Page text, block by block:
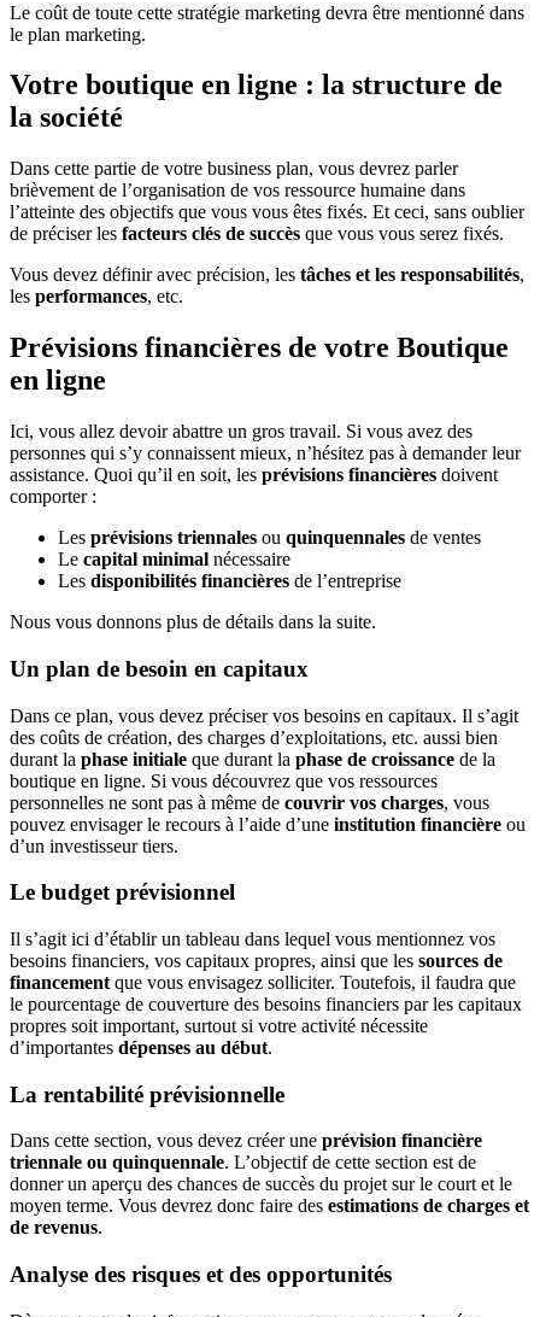
Le coût de toute cette stratégie marketing devra être mentionné dans
le plan marketing.
Votre boutique en ligne : la structure de
la société
Dans cette partie de votre business plan, vous devrez parler
brièvement de l’organisation de vos ressource humaine dans
l’atteinte des objectifs que vous vous êtes fixés. Et ceci, sans oublier
de préciser les facteurs clés de succès que vous vous serez fixés.
Vous devez définir avec précision, les tâches et les responsabilités,
les performances, etc.
Prévisions financières de votre Boutique
en ligne
Ici, vous allez devoir abattre un gros travail. Si vous avez des
personnes qui s’y connaissent mieux, n’hésitez pas à demander leur
assistance. Quoi qu’il en soit, les prévisions financières doivent
comporter :
Les prévisions triennales ou quinquennales de ventes
Le capital minimal nécessaire
Les disponibilités financières de l’entreprise
Nous vous donnons plus de détails dans la suite.
Un plan de besoin en capitaux
Dans ce plan, vous devez préciser vos besoins en capitaux. Il s’agit
des coûts de création, des charges d’exploitations, etc. aussi bien
durant la phase initiale que durant la phase de croissance de la
boutique en ligne. Si vous découvrez que vos ressources
personnelles ne sont pas à même de couvrir vos charges, vous
pouvez envisager le recours à l’aide d’une institution financière ou
d’un investisseur tiers.
Le budget prévisionnel
Il s’agit ici d’établir un tableau dans lequel vous mentionnez vos
besoins financiers, vos capitaux propres, ainsi que les sources de
financement que vous envisagez solliciter. Toutefois, il faudra que
le pourcentage de couverture des besoins financiers par les capitaux
propres soit important, surtout si votre activité nécessite
d’importantes dépenses au début.
La rentabilité prévisionnelle
Dans cette section, vous devez créer une prévision financière
triennale ou quinquennale. L’objectif de cette section est de
donner un aperçu des chances de succès du projet sur le court et le
moyen terme. Vous devrez donc faire des estimations de charges et
de revenus.
Analyse des risques et des opportunités